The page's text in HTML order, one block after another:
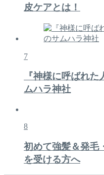
皮ケアとは！
7
『神様に呼ばれ
ムハラ神社
8
初めて強髪＆発毛
を受ける方へ